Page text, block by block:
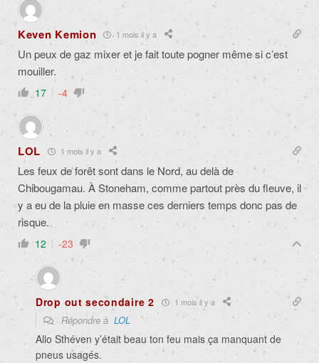
Keven Kemion 1 mois il y a
Un peux de gaz mixer et je fait toute pogner même si c’est
mouiller.
17 -4
LOL 1 mois il y a
Les feux de forêt sont dans le Nord, au delà de
Chibougamau. À Stoneham, comme partout près du fleuve, il
y a eu de la pluie en masse ces derniers temps donc pas de
risque.
12 -23
Drop out secondaire 2 1 mois il y a
Répondre à LOL
Allo Sthéven y’était beau ton feu mais ça manquant de
pneus usagés.